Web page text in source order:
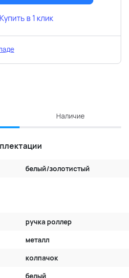
Купить в 1 клик
Наличие
белый/золотистый
ручка роллер
металл
колпачок
белый